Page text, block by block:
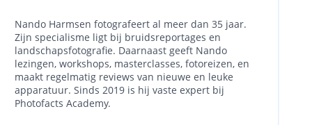
Nando Harmsen fotografeert al meer dan 35 jaar.
Zijn specialisme ligt bij bruidsreportages en
landschapsfotografie. Daarnaast geeft Nando
lezingen, workshops, masterclasses, fotoreizen, en
maakt regelmatig reviews van nieuwe en leuke
apparatuur. Sinds 2019 is hij vaste expert bij
Photofacts Academy.